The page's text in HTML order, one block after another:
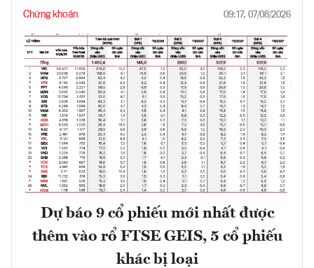
Chứng khoán 09:17, 07/08/2026
Dự báo 9 cổ phiếu mới nhất được
thêm vào rổ FTSE GEIS, 5 cổ phiếu
khác bị loại